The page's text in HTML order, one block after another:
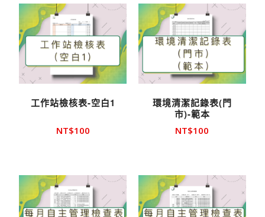
工作站檢核表-空白1
NT$100
環境清潔記錄表(門
市)-範本
NT$100